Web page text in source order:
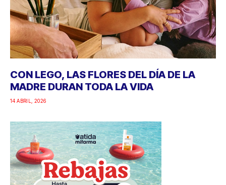
CON LEGO, LAS FLORES DEL DÍA DE LA
MADRE DURAN TODA LA VIDA
14 ABRIL, 2026